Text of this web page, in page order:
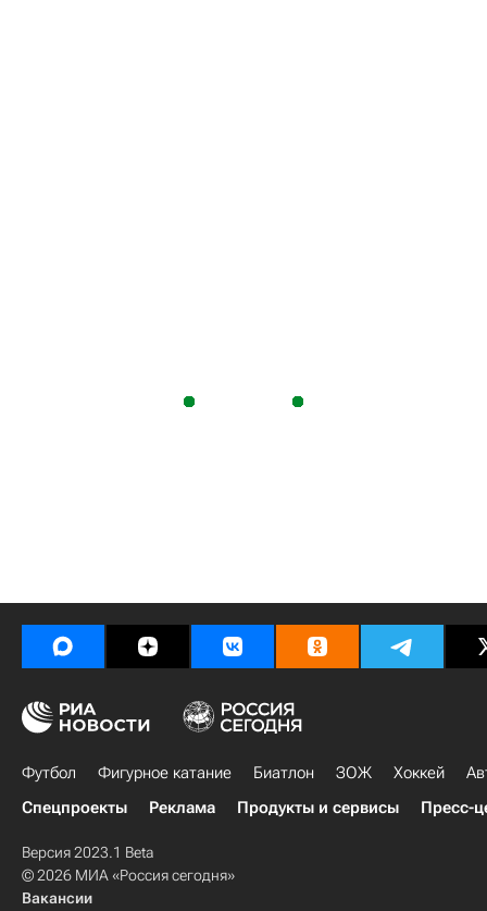
Футбол Фигурное катание Биатлон ЗОЖ Хоккей
Спецпроекты
Реклама Продукты и сервисы Пресс-
Версия 2023.1 Beta
© 2026 МИА «Россия сегодня»
Вакансии